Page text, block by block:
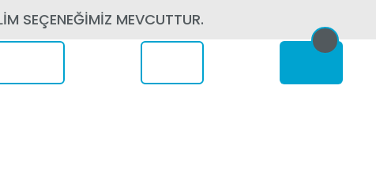
SEÇENEĞİMİZ MEVCUTTUR.